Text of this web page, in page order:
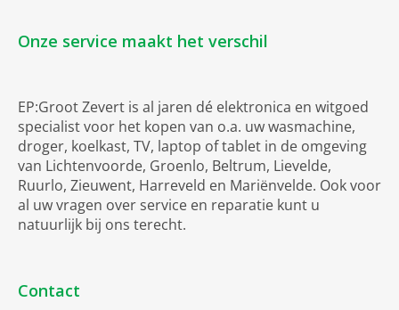
Onze service maakt het verschil
EP:Groot Zevert is al jaren dé elektronica en witgoed
specialist voor het kopen van o.a. uw wasmachine,
droger, koelkast, TV, laptop of tablet in de omgeving
van Lichtenvoorde, Groenlo, Beltrum, Lievelde,
Ruurlo, Zieuwent, Harreveld en Mariënvelde. Ook voor
al uw vragen over service en reparatie kunt u
natuurlijk bij ons terecht.
Contact